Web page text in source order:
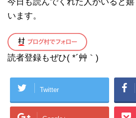
います。
読者登録もぜひ( *´艸｀)
Twitter